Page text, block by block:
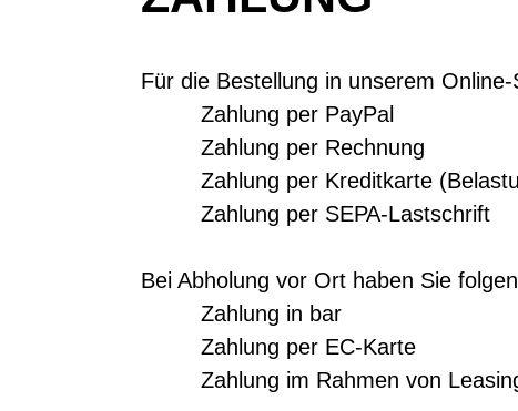
Für die Bestellung in unserem
Zahlung per PayPal
Zahlung per Rechnung
Zahlung per Kreditkarte
Zahlung per SEPA-Lastschrift
Bei Abholung vor Ort haben Sie
Zahlung in bar
Zahlung per EC-Karte
Zahlung im Rahmen von